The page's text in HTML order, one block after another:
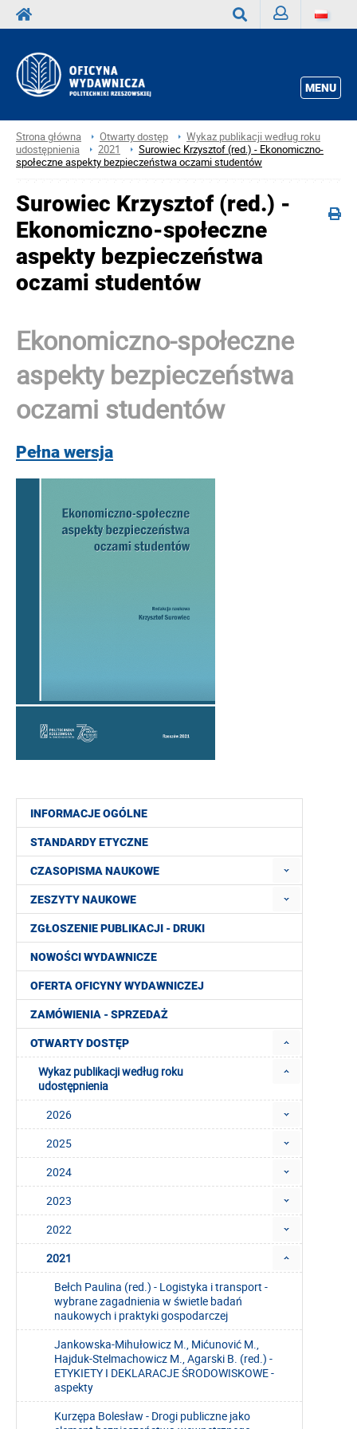
MENU
Strona główna Otwarty dostęp
Wykaz publikacji według roku
udostępnienia
2021
Surowiec Krzysztof (red.) - Ekonomiczno-
społeczne aspekty bezpieczeństwa oczami studentów
INFORMACJE OGÓLNE
STANDARDY ETYCZNE
CZASOPISMA NAUKOWE
ZESZYTY NAUKOWE
ZGŁOSZENIE PUBLIKACJI - DRUKI
NOWOŚCI WYDAWNICZE
OFERTA OFICYNY WYDAWNICZEJ
ZAMÓWIENIA - SPRZEDAŻ
OTWARTY DOSTĘP
Wykaz publikacji według roku
udostępnienia
2026
2025
2024
2023
2022
2021
Bełch Paulina (red.) - Logistyka i transport -
wybrane zagadnienia w świetle badań
naukowych i praktyki gospodarczej
Jankowska-Mihułowicz M., Mićunović M.,
Hajduk-Stelmachowicz M., Agarski B. (red.) -
ETYKIETY I DEKLARACJE ŚRODOWISKOWE -
aspekty
Kurzępa Bolesław - Drogi publiczne jako
Surowiec Krzysztof (red.) -
Ekonomiczno-społeczne
aspekty bezpieczeństwa
oczami studentów
Ekonomiczno-społeczne
aspekty bezpieczeństwa
oczami studentów
Pełna wersja